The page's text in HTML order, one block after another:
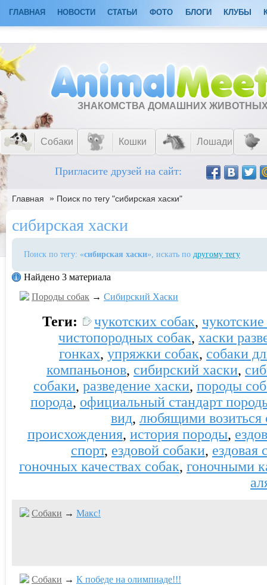
ГЛАВНАЯ НОВОСТИ СТАТЬИ ФОТО БЛОГИ КЛУБЫ
ЗНАКОМСТВА ДОМАШНИХ
Собаки Кошки Лошади
Пригласите друзей на сайт:
Главная » Поиск по тегу "сибирская хаски"
сибирская хаски
Поиск по тегу: «сибирская хаски», искать по другому тегу
Найдено 3 материала
Породы собак → Сибирский Хаски
Теги: чукотских собак,
чистопородных собак, хаски
гонках, упряжки собак, собаки
компаньонов, сибирский хаски,
собаки, разведение хаски, породы
порода, официальный стандарт
вид, любящими возиться
происхождения, история породы,
спорт, ездовой собаки, ездовая
гоночных качествах собак, гоночными
Собаки → Макс!
Собаки → К победе на олимпиаде!!!